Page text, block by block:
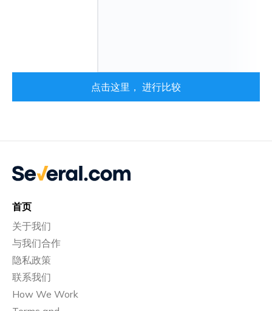
点击这里， 进行比较
首页
关于我们
与我们合作
隐私政策
联系我们
How We Work